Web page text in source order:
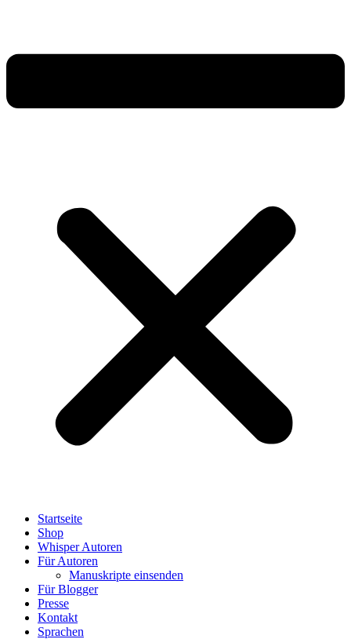
Startseite
Shop
Whisper Autoren
Für Autoren
Manuskripte einsenden
Für Blogger
Presse
Kontakt
Sprachen